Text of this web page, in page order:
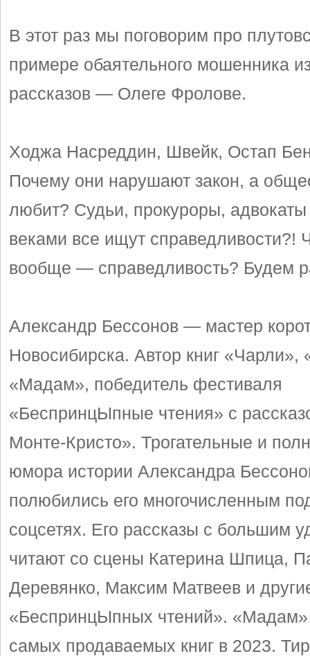
В этот раз мы поговорим про
примере обаятельного мошенника
рассказов — Олеге Фролове.
Ходжа Насреддин, Швейк, Остап
Почему они нарушают закон, а
любит? Судьи, прокуроры,
веками все ищут справедливости?!
вообще — справедливость? Будем
Александр Бессонов — мастер
Новосибирска. Автор книг «Чарли»,
«Мадам», победитель фестиваля
«БеспринцЫпные чтения» с
Монте-Кристо». Трогательные и
юмора истории Александра
полюбились его многочисленным
соцсетях. Его рассказы с большим
читают со сцены Катерина Шпица,
Деревянко, Максим Матвеев и
«БеспринцЫпных чтений». «Мадам»
самых продаваемых книг в 2023.